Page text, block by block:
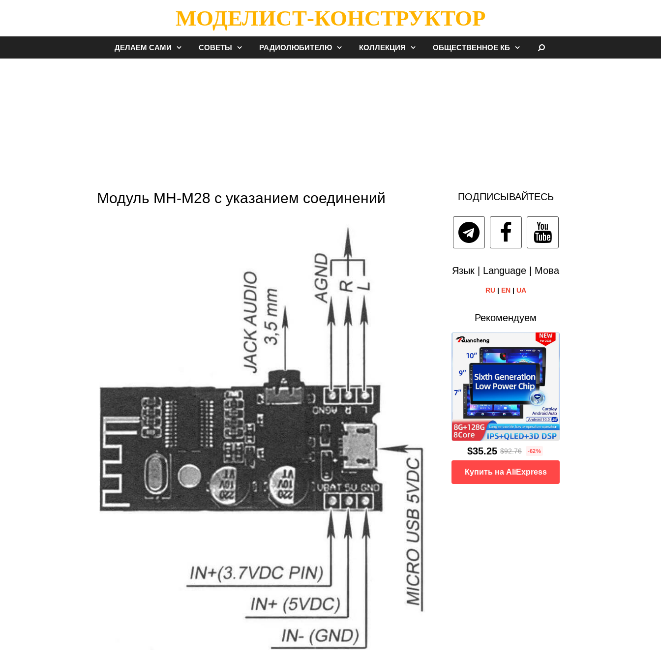
МОДЕЛИСТ-КОНСТРУКТОР
ДЕЛАЕМ САМИ СОВЕТЫ РАДИОЛЮБИТЕЛЮ КОЛЛЕКЦИЯ ОБЩЕСТВЕННОЕ КБ
Модуль МН-М28 с указанием соединений ПОДПИСЫВАЙТЕСЬ
Язык | Language | Мова
RU| EN| UA
Рекомендуем
$35.25 $92.76 -62%
Купить на AliExpress